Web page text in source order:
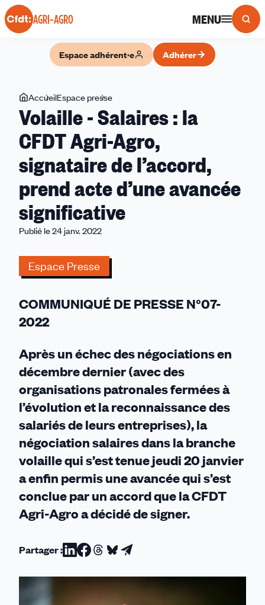
Panneau de gestion des cookies
AGRI-AGRO MENU
Espace adhérent·e Adhérer
Vous
êtes
ici
AccueilEspace presse
-
Salaires :
la
CFDT
Agri-
Agro,
de
significative
Volaille - Salaires : la
CFDT Agri-Agro,
signataire de l’accord,
prend acte d’une avancée
significative
Publié le 24 janv. 2022
Espace Presse
COMMUNIQUÉ DE PRESSE N°07-
2022
Après un échec des négociations en
décembre dernier (avec des
organisations patronales fermées à
l’évolution et la reconnaissance des
salariés de leurs entreprises), la
négociation salaires dans la branche
volaille qui s’est tenue jeudi 20 janvier
a enfin permis une avancée qui s’est
conclue par un accord que la CFDT
Agri-Agro a décidé de signer.
Partager :Partager
sur
Linkedin
Partager
sur
Facebook
Partager
sur
Threads
Partager
sur
Bluesky
Partager
par
email